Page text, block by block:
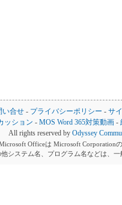
い合せ - プライバシーポリシー - サ
ッション -MOS Word 365対策動画 -
All rights reserved by Odyssey
Officeは Microsoft Corporation
他システム名、プログラム名などは、